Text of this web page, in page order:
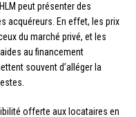
peut présenter des
acquéreurs. En effet, les prix
du marché privé, et les
au financement
souvent d’alléger la
offerte aux locataires en